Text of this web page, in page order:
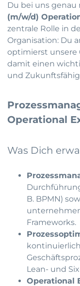
Du bei uns genau
(m/w/d)
zentrale Rolle in
Organisation: Du
optimierst unsere
damit einen
und
Operational
Was Dich
B. BPMN)
Frameworks.
Lean- und
Operational